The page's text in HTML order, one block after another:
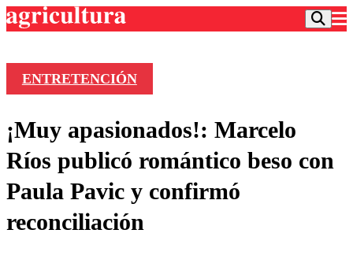
Frecuencias
Agricultura TV
Deportes
Colo Colo
Motor
Entretención
Noticias
Vida Social
ENTRETENCIÓN
¡Muy apasionados!: Marcelo
Ríos publicó romántico beso con
Paula Pavic y confirmó
reconciliación